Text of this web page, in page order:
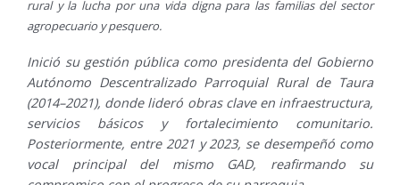
rural y la lucha por una vida digna para las familias del sector
agropecuario y pesquero.
Inició su gestión pública como presidenta del Gobierno
Autónomo Descentralizado Parroquial Rural de Taura
(2014–2021), donde lideró obras clave en infraestructura,
servicios básicos y fortalecimiento comunitario.
Posteriormente, entre 2021 y 2023, se desempeñó como
vocal principal del mismo GAD, reafirmando su